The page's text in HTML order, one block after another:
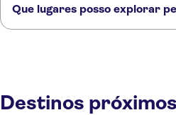
Que lugares posso explorar
Destinos próximos